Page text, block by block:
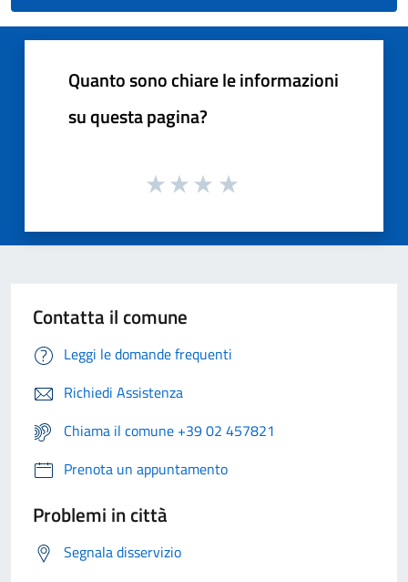
Quanto sono chiare le informazioni
su questa pagina?
Contatta il comune
Leggi le domande frequenti
Richiedi Assistenza
Chiama il comune +39 02 457821
Prenota un appuntamento
Problemi in città
Segnala disservizio